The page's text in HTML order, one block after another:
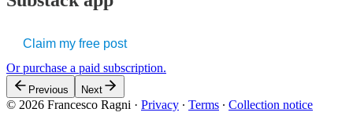
Claim my free post
Or purchase a paid subscription.
Previous Next
© 2026 Francesco Ragni · Privacy ∙ Terms ∙ Collection notice